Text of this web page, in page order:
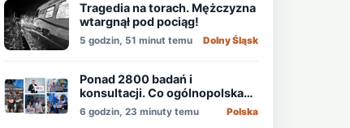
Tragedia na torach. Mężczyzna
wtargnął pod pociąg!
5 godzin, 51 minut temu Dolny Śląsk
Ponad 2800 badań i
konsultacji. Co ogólnopolska
akcja pokazała o zdrowiu
mężczyzn?
6 godzin, 23 minuty temu Polska